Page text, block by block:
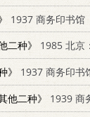
1937 商务印书馆
二种》
1985 北京
》
1937 商务印书
他二种》
1939 商